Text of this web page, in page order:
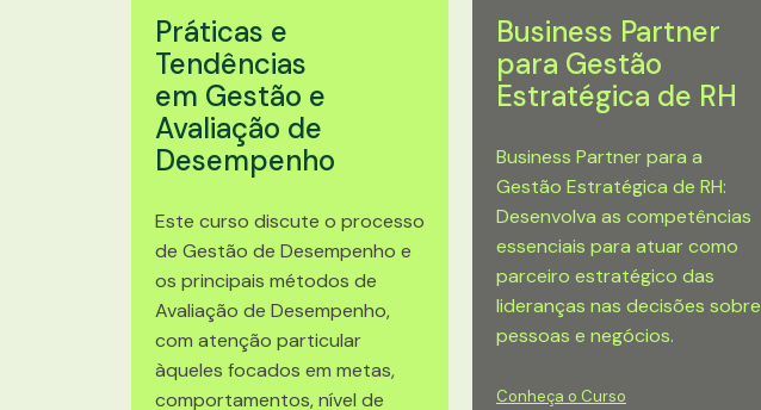
Práticas e
Tendências
em Gestão e
Avaliação de
Desempenho
Este curso discute o processo
de Gestão de Desempenho e
os principais métodos de
Avaliação de Desempenho,
com atenção particular
àqueles focados em metas,
comportamentos, nível de
Business Partner
para Gestão
Estratégica de RH
Business Partner para a
Gestão Estratégica de RH:
Desenvolva as competências
essenciais para atuar como
parceiro estratégico das
lideranças nas decisões sobre
pessoas e negócios.
Conheça o Curso